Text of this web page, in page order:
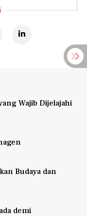
Wajib Dijelajahi
Budaya dan
demi